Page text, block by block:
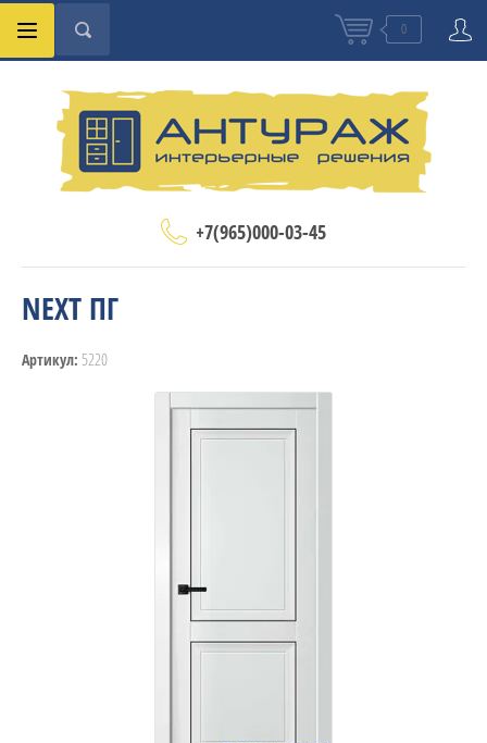
0
+7(965)000-03-45
NEXT ПГ
Артикул: 5220